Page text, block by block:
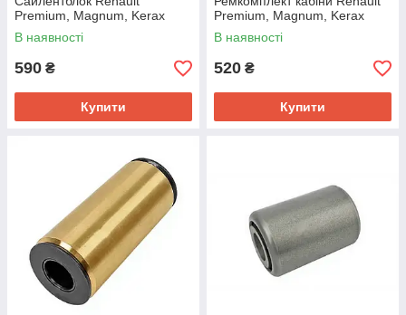
Premium, Magnum, Kerax
В наявності
590 ₴
Купити
Premium, Magnum, Kerax
В наявності
520 ₴
Купити